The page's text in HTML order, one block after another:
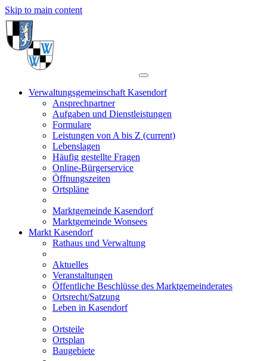
Skip to main content
Verwaltungsgemeinschaft Kasendorf
Ansprechpartner
Aufgaben und Dienstleistungen
Formulare
Leistungen von A bis Z (current)
Lebenslagen
Häufig gestellte Fragen
Online-Bürgerservice
Öffnungszeiten
Ortspläne
Marktgemeinde Kasendorf
Marktgemeinde Wonsees
Markt Kasendorf
Rathaus und Verwaltung
Aktuelles
Veranstaltungen
Öffentliche Beschlüsse des Marktgemeinderates
Ortsrecht/Satzung
Leben in Kasendorf
Ortsteile
Ortsplan
Baugebiete